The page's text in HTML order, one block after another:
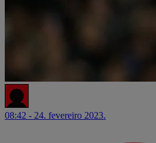
08:42 - 24. fevereiro 2023.